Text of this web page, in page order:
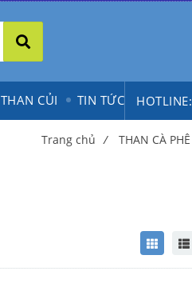
THAN CỦI TIN TỨC HOTLINE:
Trang chủ / THAN CÀ PHÊ